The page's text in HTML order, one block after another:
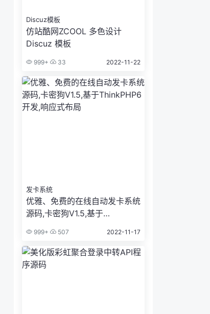
Discuz模板
仿站酷网ZCOOL 多色设计
Discuz 模板
999+ 33 2022-11-22
发卡系统
优雅、免费的在线自动发卡系统
源码,卡密狗V1.5,基于
999+ 507 2022-11-17